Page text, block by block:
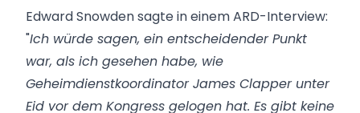
Edward Snowden sagte in einem ARD-Interview:
"Ich würde sagen, ein entscheidender Punkt
war, als ich gesehen habe, wie
Geheimdienstkoordinator James Clapper unter
Eid vor dem Kongress gelogen hat. Es gibt keine